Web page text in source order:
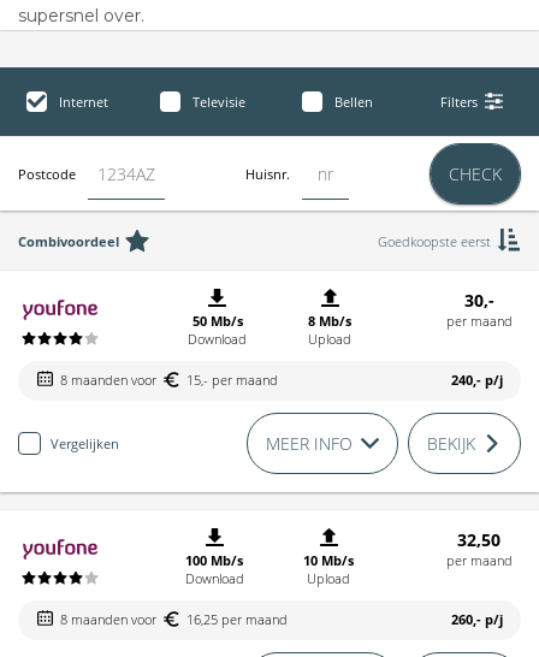
supersnel over.
Internet Televisie Bellen Filters
Postcode Huisnr. CHECK
Combivoordeel Goedkoopste eerst
50 Mb/s
Download
8 Mb/s
Upload
30,-
per maand
8 maanden voor 15,- per maand 240,- p/j
Vergelijken MEER INFO BEKIJK
100 Mb/s
Download
10 Mb/s
Upload
32,50
per maand
8 maanden voor 16,25 per maand 260,- p/j